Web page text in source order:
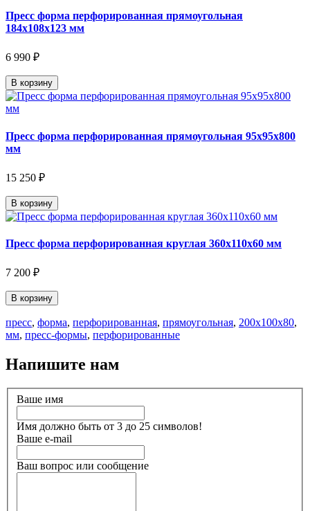
Пресс форма перфорированная прямоугольная
184х108х123 мм
6 990 ₽
В корзину
Пресс форма перфорированная прямоугольная 95х95х800
мм
15 250 ₽
В корзину
Пресс форма перфорированная круглая 360х110х60 мм
7 200 ₽
В корзину
пресс, форма, перфорированная, прямоугольная, 200х100х80,
мм, пресс-формы, перфорированные
Напишите нам
Ваше имя
Имя должно быть от 3 до 25 символов!
Ваше e-mail
Ваш вопрос или сообщение